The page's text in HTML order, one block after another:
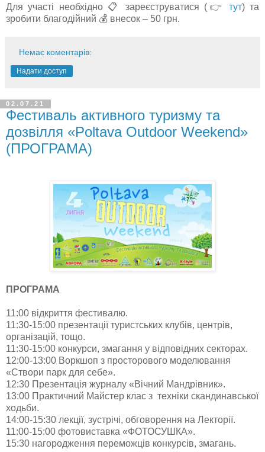
Для участі необхідно 📋 зареєструватися (👉 тут) та
зробити благодійний 💰 внесок – 50 грн.
Немає коментарів:
Надати доступ
02.07.21
Фестиваль активного туризму та
дозвілля «Poltava Outdoor Weekend»
(ПРОГРАМА)
ПРОГРАМА
11:00 відкриття фестивалю.
11:30-15:00 презентації туристських клубів, центрів,
організацій, тощо.
11:30-15:00 конкурси, змагання у відповідних секторах.
12:00-13:00 Воркшоп з просторового моделювання
«Створи парк для себе».
12:30 Презентація журналу «Вічний Мандрівник».
13:00 Практичний Майстер клас з техніки скандинавської
ходьби.
14:00-15:30 лекції, зустрічі, обговорення на Лекторії.
11:00-15:00 фотовиставка «ФОТОСУШКА».
15:30 нагородження переможців конкурсів, змагань.